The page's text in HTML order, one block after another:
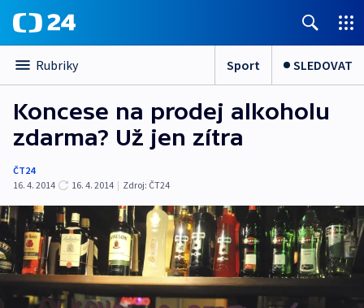
Rubriky Sport SLEDOVAT
Koncese na prodej alkoholu
zdarma? Už jen zítra
ČT24
16. 4. 2014
16. 4. 2014 | Zdroj: ČT24